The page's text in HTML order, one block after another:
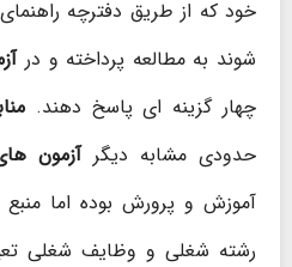
خود که از طریق دفترچه
شوند به مطالعه پرداخته و در
چهار گزینه ای پاسخ دهند.
حدودی مشابه دیگرآزمون
آموزش و پرورش بوده اما
رشته شغلی و وظایف شغلی